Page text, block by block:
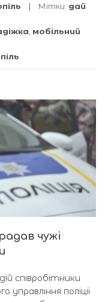
Мітки: дай
мобільний
чужі
співробітники
управління поліції